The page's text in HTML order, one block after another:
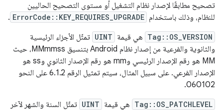
تصحيح مطابقًا لإصدار نظام التشغيل أو مستوى التصحيح الحاليين
للنظام، وذلك باستخدام ErrorCode::KEY_REQUIRES_UPGRADE
.
Tag::OS_VERSION هي قيمة UINT تمثّل الأجزاء الرئيسية
والثانوية والفرعية من إصدار نظام Android بتنسيق MMmmss، حيث
MM هو رقم الإصدار الرئيسي وmm هو رقم الإصدار الثانوي وss هو
الإصدار الفرعي. على سبيل المثال، سيتم تمثيل الرقم 6.1.2 على النحو
060102.
Tag::OS_PATCHLEVEL هي قيمة UINT تمثّل السنة والشهر لآخر